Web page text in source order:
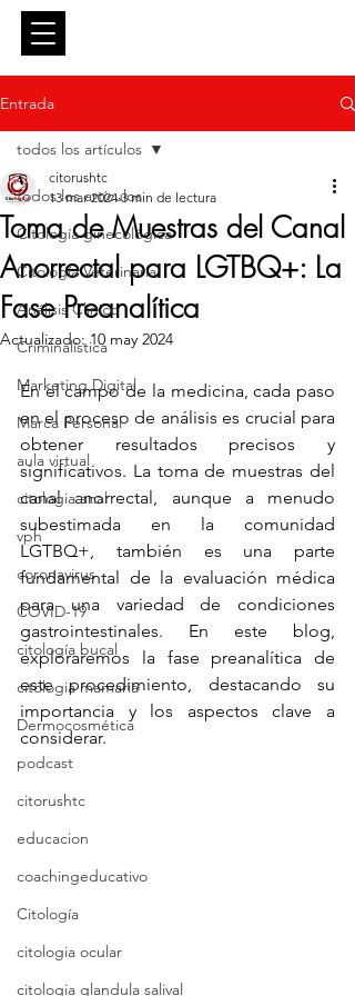
Entrada
todos los artículos
Citología ginecológica
Citología Veterinaria
Análisis Clínico
Criminalística
Marketing Digital
Marca Personal
aula virtual
citologia anal
vph
coronavirus
COVID-19
citología bucal
citologia mamaria
Dermocosmética
podcast
citorushtc
educacion
coachingeducativo
Citología
citologia ocular
citologia glandula salival
todos los artículos
Toma de Muestras del Canal
Anorrectal para LGTBQ+: La
Fase Preanalítica
citorushtc
13 mar 2024 3 min de lectura
Actualizado:10 may 2024
En el campo de la medicina, cada paso
en el proceso de análisis es crucial para
obtener resultados precisos y
significativos. La toma de muestras del
canal anorrectal, aunque a menudo
subestimada en la comunidad
LGTBQ+, también es una parte
fundamental de la evaluación médica
para una variedad de condiciones
gastrointestinales. En este blog,
exploraremos la fase preanalítica de
este procedimiento, destacando su
importancia y los aspectos clave a
considerar.